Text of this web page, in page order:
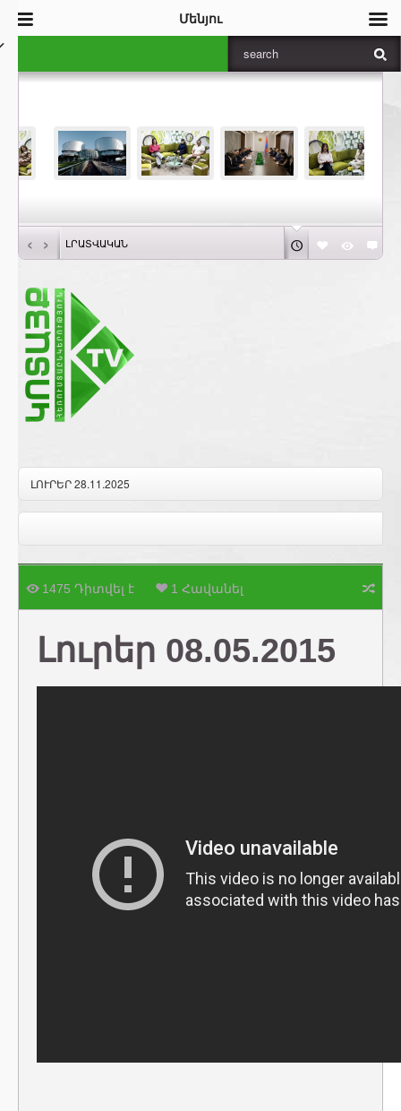
‹ › ԼՐԱՏՎԱԿԱՆ
ԼՈՒՐԵՐ 28.11.2025
1475 Դիտվել է 1 Հավանել
Լուրեր 08.05.2015
Մենյու